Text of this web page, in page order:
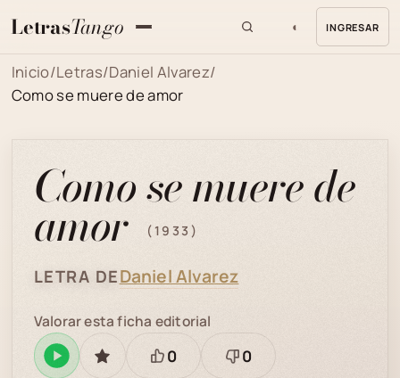
LetrasTango ◐ INGRESAR
Inicio/Letras/Daniel Alvarez/
Como se muere de amor
Como se muere de
amor (1933)
LETRA DEDaniel Alvarez
ReproducirGUARDAR
Valorar esta ficha editorial
Está
0
Necesita
0